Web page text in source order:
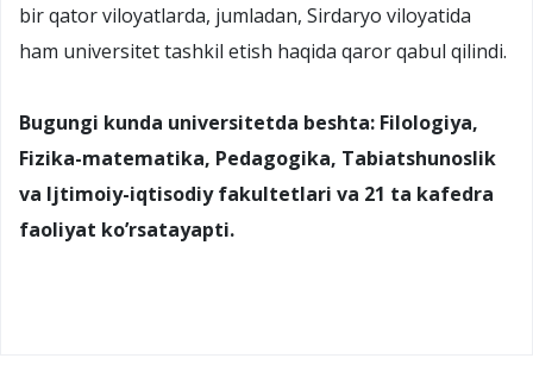
bir qator viloyatlarda, jumladan, Sirdaryo viloyatida
ham universitet tashkil etish haqida qaror qabul qilindi.
Bugungi kunda universitetda beshta: Filologiya,
Fizika-matematika, Pedagogika, Tabiatshunoslik
va Ijtimoiy-iqtisodiy fakultetlari va 21 ta kafedra
faoliyat ko’rsatayapti.